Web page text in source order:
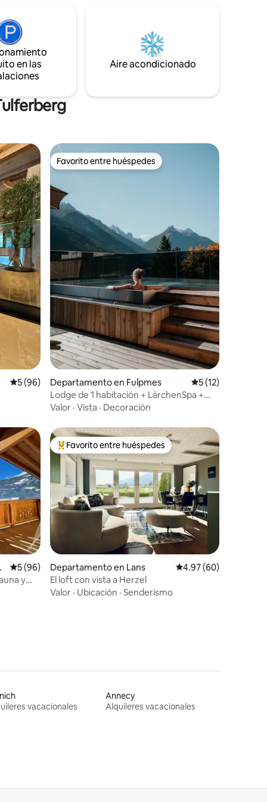
nido
beneficios excluidos. Innsbruck 20 km,
Achensee 22 km, Swarovski 3 km,
Elevador de esquí: Kellerjoch, 16 km
Glungezer, 18,5 km
en las
Aire acondicionado
Calificación promedio: 5 de 5; 96 evaluaciones
5 (96)
Favorito entre huéspedes
Favorito entre huéspedes
Departamento en Fulpmes Calificación
5 (12)
Lodge de 1 habitación + LärchenSpa +
StubaiCard
Valor · Vista · Decoración
Calificación promedio: 5 de 5; 96 evaluaciones
5 (96)
y
De los mejores en Favorito entre huéspedes
Favorito entre huéspedes
Departamento en Lans Calificación
4.97 (60)
El loft con vista a Herzel
Valor · Ubicación · Senderismo
vacacionales
Annecy
Alquileres vacacionales